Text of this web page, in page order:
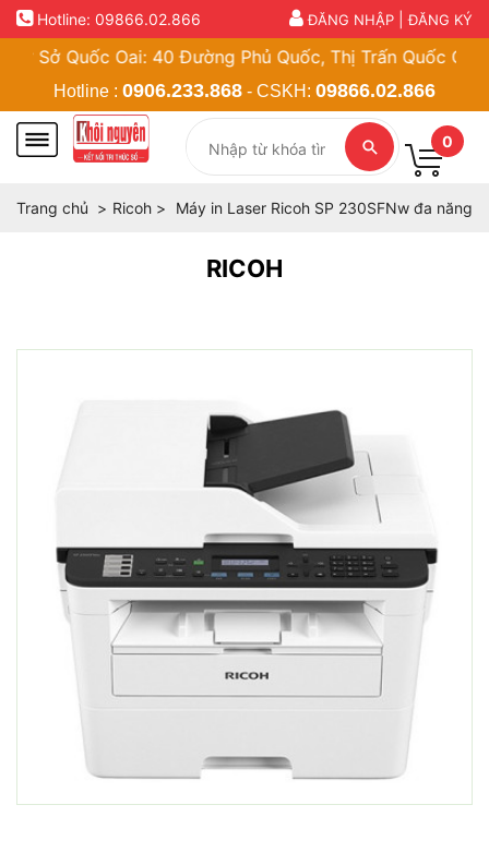
ĐĂNG NHẬP |ĐĂNG KÝ
Hotline: 09866.02.866
Quốc Oai: 40 Đường Phủ Quốc, Thị Trấn Quốc Oai,
Hotline : 0906.233.868 - CSKH: 09866.02.866
0
Trang chủ Ricoh Máy in Laser Ricoh SP 230SFNw đa năng
RICOH